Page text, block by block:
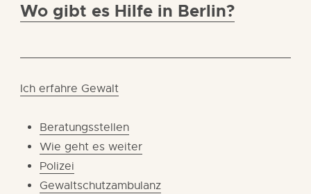
Wo gibt es Hilfe in Berlin?
Ich erfahre Gewalt
Beratungsstellen
Wie geht es weiter
Polizei
Gewaltschutzambulanz